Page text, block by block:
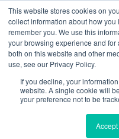
This website stores cookies on
collect information about how
remember you. We use this
your browsing experience and
both on this website and other
use, see our Privacy Policy.
If you decline, your
website. A single cookie will
your preference not to be
Accept